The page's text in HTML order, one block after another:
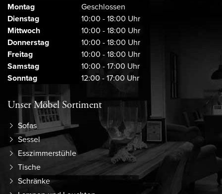
Montag
Geschlossen
Dienstag
10:00 - 18:00 Uhr
Mittwoch
10:00 - 18:00 Uhr
Donnerstag
10:00 - 18:00 Uhr
Freitag
10:00 - 18:00 Uhr
Samstag
10:00 - 17:00 Uhr
Sonntag
12:00 - 17:00 Uhr
Unser Möbel Sortiment
Sofas
Sessel
Esszimmerstühle
Tische
Schränke